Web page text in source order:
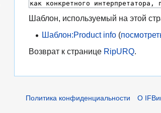
Шаблон, используемый на этой
Шаблон:Product info(
Возврат к странице RipURQ.
Политика конфиденциальности О